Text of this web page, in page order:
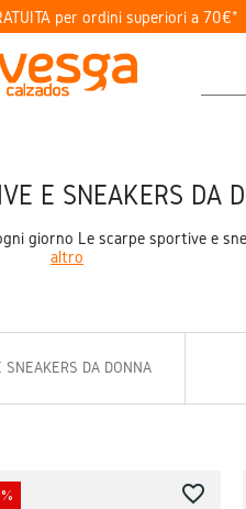
per ordini superiori a 70€*
E SNEAKERS DA
giorno Le scarpe sportive e
altro
SNEAKERS DA DONNA
favorite_border